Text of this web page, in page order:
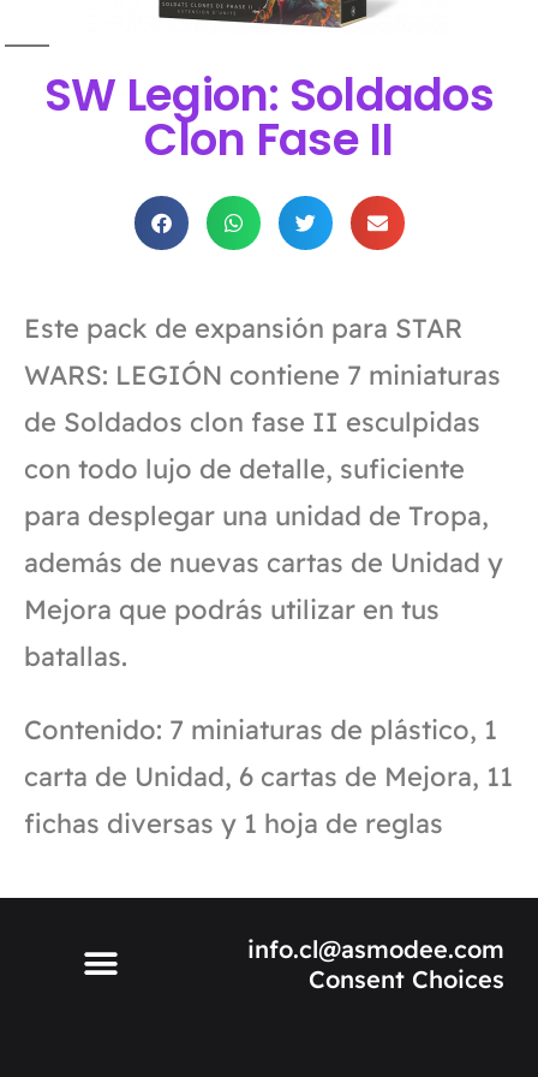
SW Legion: Soldados
Clon Fase II
Este pack de expansión para STAR
WARS: LEGIÓN contiene 7 miniaturas
de Soldados clon fase II esculpidas
con todo lujo de detalle, suficiente
para desplegar una unidad de Tropa,
además de nuevas cartas de Unidad y
Mejora que podrás utilizar en tus
batallas.
Contenido: 7 miniaturas de plástico, 1
carta de Unidad, 6 cartas de Mejora, 11
fichas diversas y 1 hoja de reglas
info.cl@asmodee.com
Consent Choices